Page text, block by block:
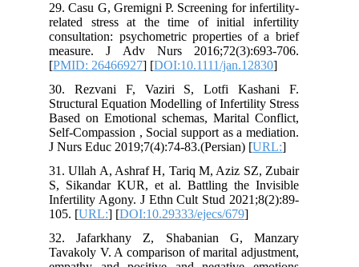
29. Casu G, Gremigni P. Screening for infertility‐
related stress at the time of initial infertility
consultation: psychometric properties of a brief
measure. J Adv Nurs 2016;72(3):693-706.
[PMID: 26466927] [DOI:10.1111/jan.12830
30. Rezvani F, Vaziri S, Lotfi Kashani F.
Structural Equation Modelling of Infertility Stress
Based on Emotional schemas, Marital Conflict,
Self-Compassion , Social support as a mediation.
J Nurs Educ 2019;7(4):74-83.(Persian) [URL:
31. Ullah A, Ashraf H, Tariq M, Aziz SZ, Zubair
S, Sikandar KUR, et al. Battling the Invisible
Infertility Agony. J Ethn Cult Stud 2021;8(2):89-
105. [URL:] [DOI:10.29333/ejecs/679
32. Jafarkhany Z, Shabanian G, Manzary
Tavakoly V. A comparison of marital adjustment,